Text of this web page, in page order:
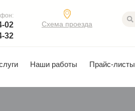
02
32
Схема проезда
Наши работы Прайс-листы